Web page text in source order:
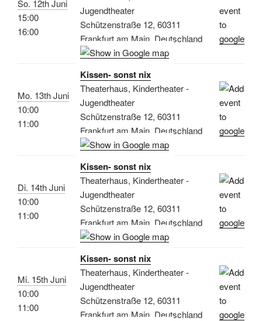
So. 12th Juni
15:00
16:00
Jugendtheater
Schützenstraße 12, 60311
Frankfurt am Main, Deutschland
Mo. 13th Juni
10:00
11:00
Kissen- sonst nix
Theaterhaus, Kindertheater -
Jugendtheater
Schützenstraße 12, 60311
Frankfurt am Main, Deutschland
Di. 14th Juni
10:00
11:00
Kissen- sonst nix
Theaterhaus, Kindertheater -
Jugendtheater
Schützenstraße 12, 60311
Frankfurt am Main, Deutschland
Mi. 15th Juni
10:00
11:00
Kissen- sonst nix
Theaterhaus, Kindertheater -
Jugendtheater
Schützenstraße 12, 60311
Frankfurt am Main, Deutschland